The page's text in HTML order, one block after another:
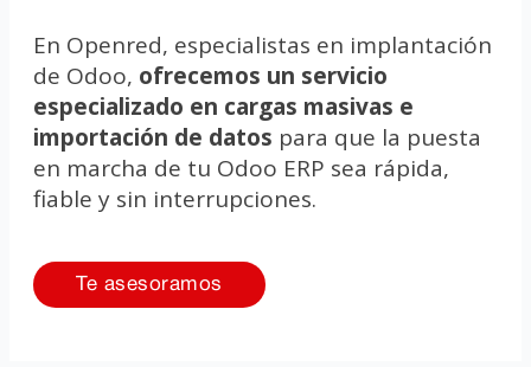
En Openred, especialistas en implantación
de Odoo, ofrecemos un servicio
especializado en cargas masivas e
importación de datos para que la puesta
en marcha de tu Odoo ERP sea rápida,
fiable y sin interrupciones.
Te asesoramos